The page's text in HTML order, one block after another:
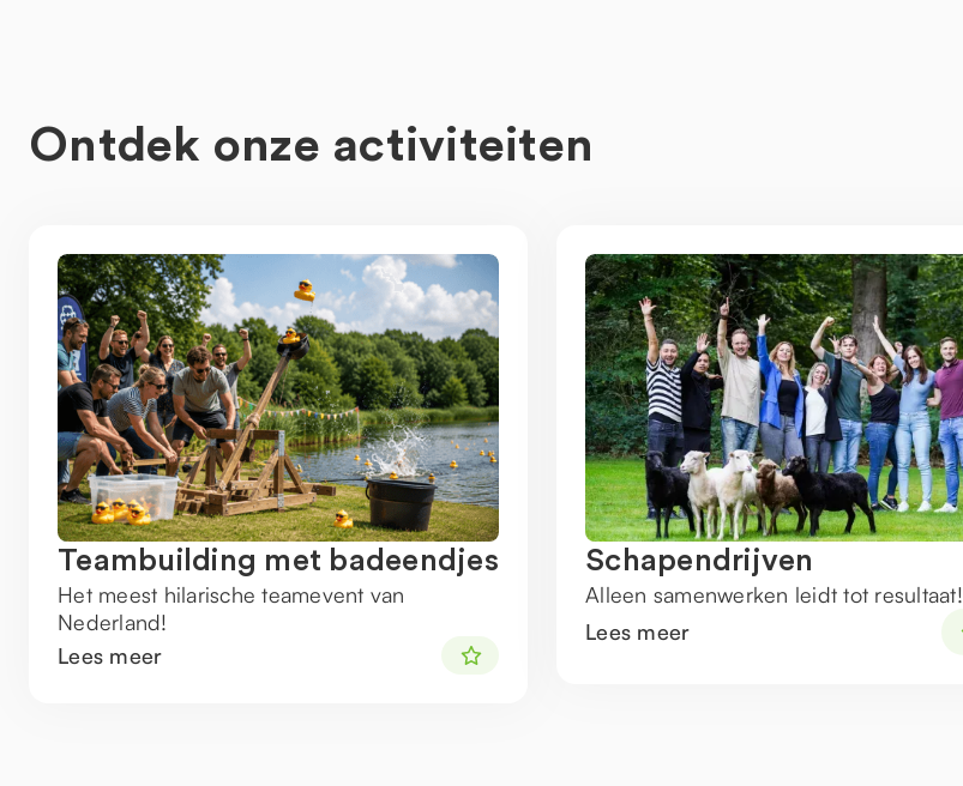
Ontdek onze activiteiten
Teambuilding met badeendjes
Het meest hilarische teamevent van
Nederland!
Lees meer
Schapendrijven
Alleen samenwerken leidt tot resultaat!
Lees meer